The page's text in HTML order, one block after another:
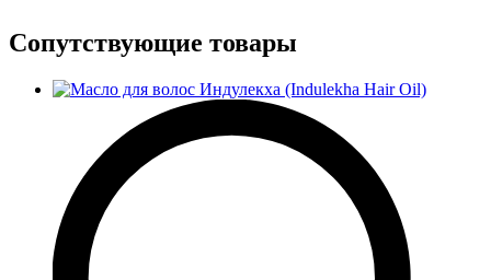
Сопутствующие товары